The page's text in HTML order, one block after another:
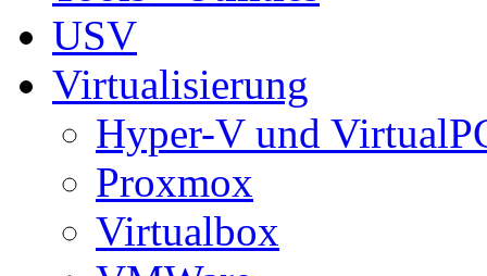
USV
Virtualisierung
Hyper-V und
Proxmox
Virtualbox